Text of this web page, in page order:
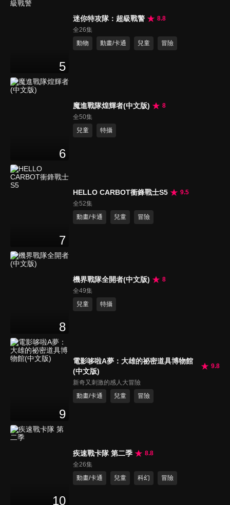
5
迷你特攻隊：超級戰警
8.8
全26集
動物
動畫/卡通 兒童 冒險
6
魔進戰隊煌輝者(中文版)
8
全50集
兒童
特攝
7
HELLO CARBOT衝鋒戰士S5
9.5
全52集
動畫/卡通
兒童 冒險
8
機界戰隊全開者(中文版)
8
全49集
兒童
特攝
9
電影哆啦A夢：大雄的祕密道具博物館
(中文版)
9.8
新奇又刺激的感人大冒險
動畫/卡通
兒童 冒險
10
疾速戰卡隊 第二季
8.8
全26集
動畫/卡通
兒童 科幻 冒險